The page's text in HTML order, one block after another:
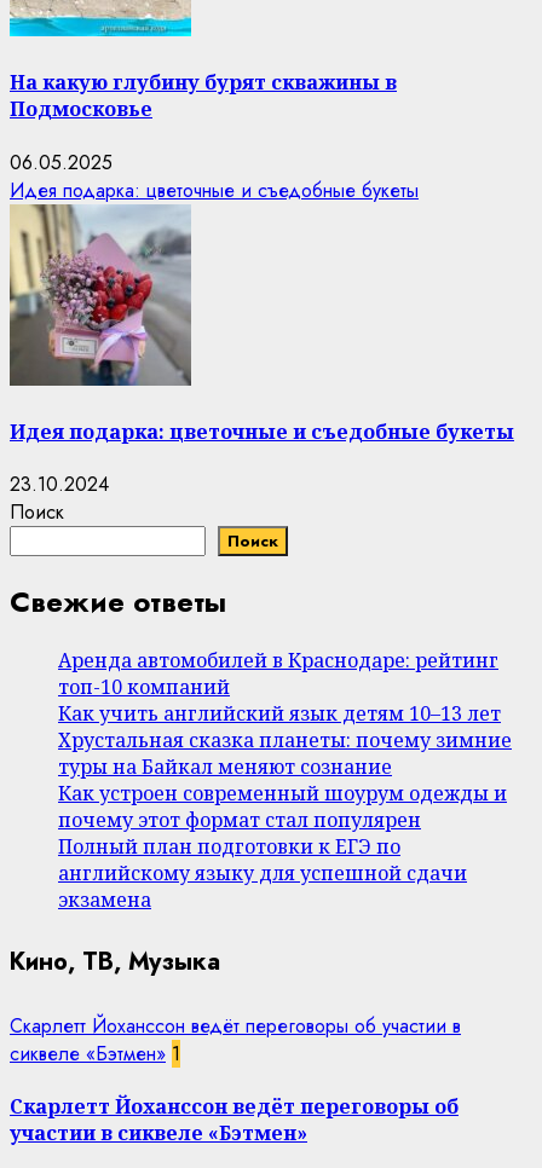
На какую глубину бурят скважины в
Подмосковье
06.05.2025
Идея подарка: цветочные и съедобные букеты
Идея подарка: цветочные и съедобные букеты
23.10.2024
Поиск
Поиск
Свежие ответы
Аренда автомобилей в Краснодаре: рейтинг
топ-10 компаний
Как учить английский язык детям 10–13 лет
Хрустальная сказка планеты: почему зимние
туры на Байкал меняют сознание
Как устроен современный шоурум одежды и
почему этот формат стал популярен
Полный план подготовки к ЕГЭ по
английскому языку для успешной сдачи
экзамена
Кино, ТВ, Музыка
Скарлетт Йоханссон ведёт переговоры об участии в
сиквеле «Бэтмен» 1
Скарлетт Йоханссон ведёт переговоры об
участии в сиквеле «Бэтмен»